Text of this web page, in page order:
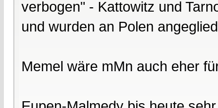
verbogen" - Kattowitz und
und wurden an Polen
Memel wäre mMn auch eher